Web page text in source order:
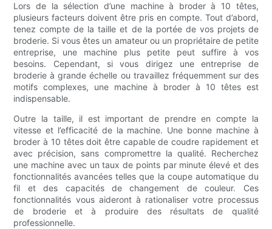
Lors de la sélection d’une machine à broder à 10 têtes,
plusieurs facteurs doivent être pris en compte. Tout d’abord,
tenez compte de la taille et de la portée de vos projets de
broderie. Si vous êtes un amateur ou un propriétaire de petite
entreprise, une machine plus petite peut suffire à vos
besoins. Cependant, si vous dirigez une entreprise de
broderie à grande échelle ou travaillez fréquemment sur des
motifs complexes, une machine à broder à 10 têtes est
indispensable.
Outre la taille, il est important de prendre en compte la
vitesse et l’efficacité de la machine. Une bonne machine à
broder à 10 têtes doit être capable de coudre rapidement et
avec précision, sans compromettre la qualité. Recherchez
une machine avec un taux de points par minute élevé et des
fonctionnalités avancées telles que la coupe automatique du
fil et des capacités de changement de couleur. Ces
fonctionnalités vous aideront à rationaliser votre processus
de broderie et à produire des résultats de qualité
professionnelle.